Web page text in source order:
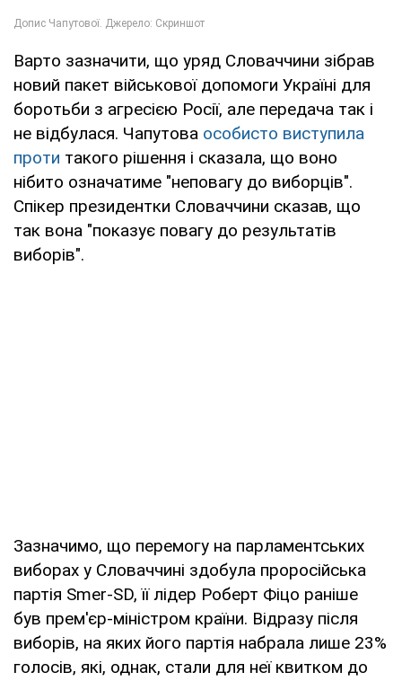
Варто зазначити, що уряд Словаччини зібрав
новий пакет військової допомоги Україні для
боротьби з агресією Росії, але передача так і
не відбулася. Чапутова особисто виступила
проти такого рішення і сказала, що воно
нібито означатиме "неповагу до виборців".
Спікер президентки Словаччини сказав, що
так вона "показує повагу до результатів
виборів".
Зазначимо, що перемогу на парламентських
виборах у Словаччині здобула проросійська
партія Smer-SD, її лідер Роберт Фіцо раніше
був прем'єр-міністром країни. Відразу після
виборів, на яких його партія набрала лише 23%
голосів, які, однак, стали для неї квитком до